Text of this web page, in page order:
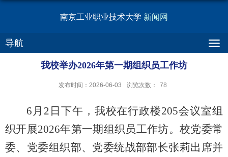
南京工业职业技术大学 新闻网
导航
我校举办2026年第一期组织员工作坊
发布时间：2026-06-03 浏览次数： 78
6月2日下午，我校在行政楼205会议室组
织开展2026年第一期组织员工作坊。校党委常
委、党委组织部、党委统战部部长张莉出席并